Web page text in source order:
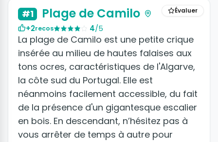
Évaluer
#1 Plage de Camilo
+2recos 4/5
La plage de Camilo est une petite crique
insérée au milieu de hautes falaises aux
tons ocres, caractéristiques de l'Algarve,
la côte sud du Portugal. Elle est
néanmoins facilement accessible, du fait
de la présence d'un gigantesque escalier
en bois. En descendant, n’hésitez pas à
vous arrêter de temps à autre pour